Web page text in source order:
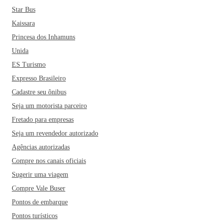
Star Bus
Kaissara
Princesa dos Inhamuns
Unida
ES Turismo
Expresso Brasileiro
Cadastre seu ônibus
Seja um motorista parceiro
Fretado para empresas
Seja um revendedor autorizado
Agências autorizadas
Compre nos canais oficiais
Sugerir uma viagem
Compre Vale Buser
Pontos de embarque
Pontos turísticos